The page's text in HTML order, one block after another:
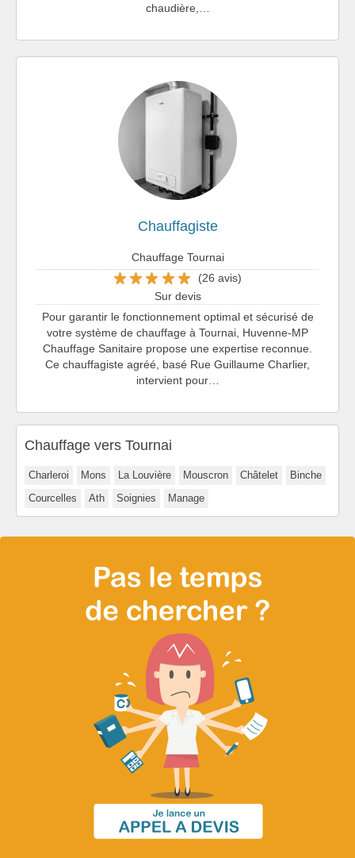
chaudière,…
Chauffagiste
Chauffage Tournai
(26 avis)
Sur devis
Pour garantir le fonctionnement optimal et sécurisé de
votre système de chauffage à Tournai, Huvenne-MP
Chauffage Sanitaire propose une expertise reconnue.
Ce chauffagiste agréé, basé Rue Guillaume Charlier,
intervient pour…
Chauffage vers Tournai
Charleroi Mons La Louvière Mouscron Châtelet
Binche
Courcelles
Ath Soignies Manage